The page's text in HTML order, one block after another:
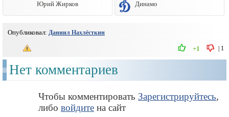
Юрий Жирков Динамо
Опубликовал: Даниил Нахлёсткин
| 1
+1
Нет комментариев
Чтобы комментировать Зарегистрируйтесь,
либо войдите на сайт